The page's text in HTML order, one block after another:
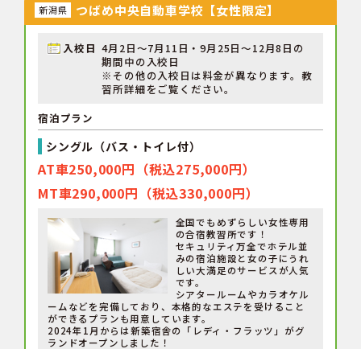
新潟県 つばめ中央自動車学校【女性限定】
入校日 4月2日～7月11日・9月25日～12月8日の
期間中の入校日
※その他の入校日は料金が異なります。教
習所詳細をご覧ください。
宿泊プラン
シングル（バス・トイレ付）
AT車250,000円（税込275,000円）
MT車290,000円（税込330,000円）
全国でもめずらしい女性専用
の合宿教習所です！
セキュリティ万全でホテル並
みの宿泊施設と女の子にうれ
しい大満足のサービスが人気
です。
シアタールームやカラオケル
ームなどを完備しており、本格的なエステを受けること
ができるプランも用意しています。
2024年1月からは新築宿舎の「レディ・フラッツ」がグ
ランドオープンしました！